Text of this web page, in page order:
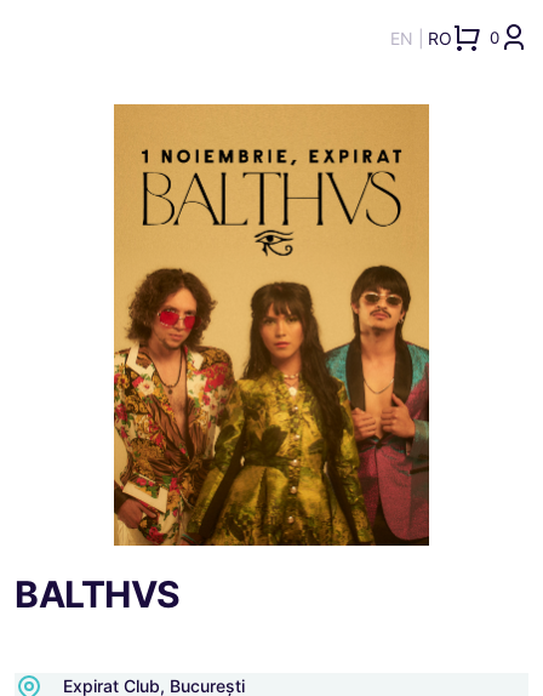
EN RO 0
BALTHVS
Expirat Club, București
Înregistrare